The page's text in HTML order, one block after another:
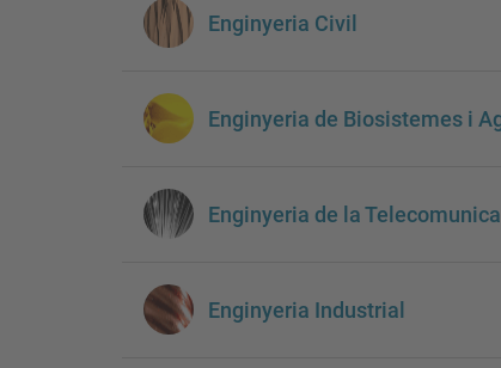
Enginyeria Civil
Enginyeria de Biosistemes i
Enginyeria de la
Enginyeria Industrial